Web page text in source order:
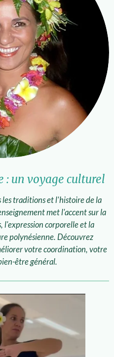
: un voyage culturel
traditions et l'histoire de la
met l'accent sur la
l'expression corporelle et la
polynésienne. Découvrez
votre coordination, votre
être général.